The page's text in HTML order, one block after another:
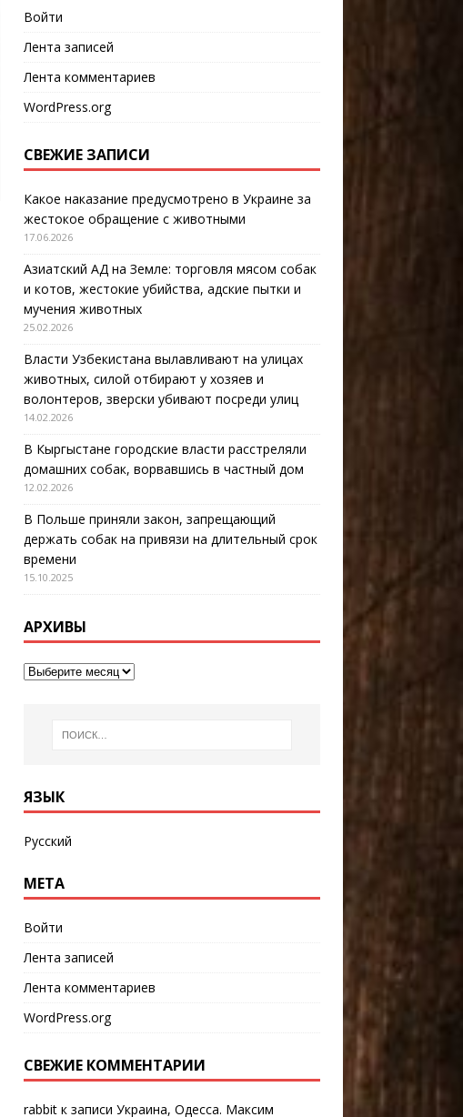
Войти
Лента записей
Лента комментариев
WordPress.org
СВЕЖИЕ ЗАПИСИ
Какое наказание предусмотрено в Украине за
жестокое обращение с животными
17.06.2026
Азиатский АД на Земле: торговля мясом собак
и котов, жестокие убийства, адские пытки и
мучения животных
25.02.2026
Власти Узбекистана вылавливают на улицах
животных, силой отбирают у хозяев и
волонтеров, зверски убивают посреди улиц
14.02.2026
В Кыргыстане городские власти расстреляли
домашних собак, ворвавшись в частный дом
12.02.2026
В Польше приняли закон, запрещающий
держать собак на привязи на длительный срок
времени
15.10.2025
АРХИВЫ
ЯЗЫК
Русский
МЕТА
Войти
Лента записей
Лента комментариев
WordPress.org
СВЕЖИЕ КОММЕНТАРИИ
rabbitк записи Украина, Одесса. Максим